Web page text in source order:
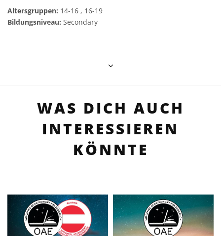
Altersgruppen: 14-16 , 16-19
Bildungsniveau: Secondary
WAS DICH AUCH
INTERESSIEREN
KÖNNTE